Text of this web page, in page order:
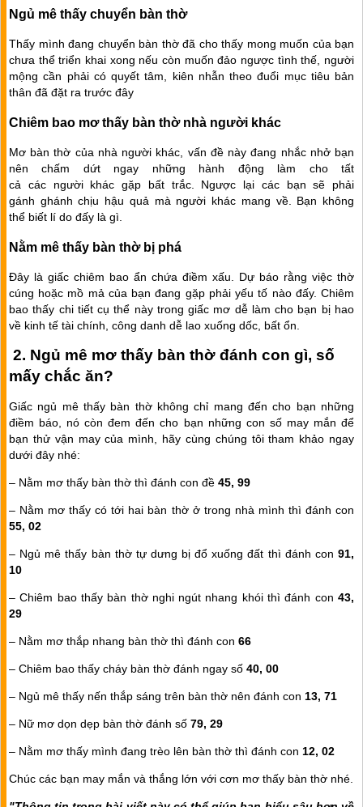
Ngủ mê thấy chuyển bàn thờ
Thấy mình đang chuyển bàn thờ đã cho thấy mong muốn của bạn
chưa thể triển khai xong nếu còn muốn đảo ngược tình thế, người
mộng cần phải có quyết tâm, kiên nhẫn theo đuổi mục tiêu bản
thân đã đặt ra trước đây
Chiêm bao mơ thấy bàn thờ nhà người khác
Mơ bàn thờ của nhà người khác, vấn đề này đang nhắc nhở bạn
nên chấm dứt ngay những hành động làm cho tất
cả các người khác gặp bất trắc. Ngược lại các bạn sẽ phải
gánh ghánh chịu hậu quả mà người khác mang về. Bạn không
thể biết lí do đấy là gì.
Nằm mê thấy bàn thờ bị phá
Đây là giấc chiêm bao ẩn chứa điềm xấu. Dự báo rằng việc thờ
cúng hoặc mồ mả của bạn đang gặp phải yếu tố nào đấy. Chiêm
bao thấy chi tiết cụ thể này trong giấc mơ dễ làm cho bạn bị hao
về kinh tế tài chính, công danh dễ lao xuống dốc, bất ổn.
2. Ngủ mê mơ thấy bàn thờ đánh con gì, số
mấy chắc ăn?
Giấc ngủ mê thấy bàn thờ không chỉ mang đến cho bạn những
điềm báo, nó còn đem đến cho bạn những con số may mắn để
bạn thử vận may của mình, hãy cùng chúng tôi tham khảo ngay
dưới đây nhé:
– Nằm mơ thấy bàn thờ thì đánh con đề 45, 99
– Nằm mơ thấy có tới hai bàn thờ ở trong nhà mình thì đánh con
55, 02
– Ngủ mê thấy bàn thờ tự dưng bị đổ xuống đất thì đánh con 91,
10
– Chiêm bao thấy bàn thờ nghi ngút nhang khói thì đánh con 43,
29
– Nằm mơ thắp nhang bàn thờ thì đánh con 66
– Chiêm bao thấy cháy bàn thờ đánh ngay số 40, 00
– Ngủ mê thấy nến thắp sáng trên bàn thờ nên đánh con 13, 71
– Nữ mơ dọn dẹp bàn thờ đánh số 79, 29
– Nằm mơ thấy mình đang trèo lên bàn thờ thì đánh con 12, 02
Chúc các bạn may mắn và thắng lớn với cơn mơ thấy bàn thờ nhé.